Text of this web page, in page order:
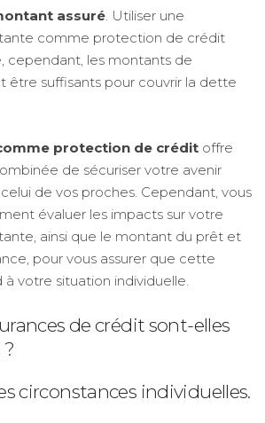
assuré. Utiliser une
comme protection de crédit
cependant, les montants de
être suffisants pour couvrir la dette
protection de crédit offre
de sécuriser votre avenir
de vos proches. Cependant, vous
évaluer les impacts sur votre
ainsi que le montant du prêt et
pour vous assurer que cette
votre situation individuelle.
de crédit sont-elles
circonstances individuelles.